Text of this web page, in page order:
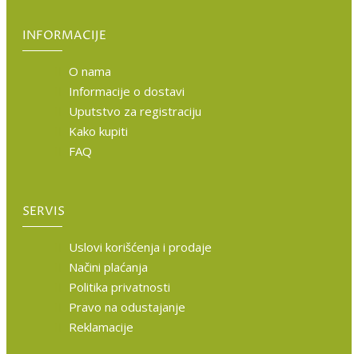
INFORMACIJE
O nama
Informacije o dostavi
Uputstvo za registraciju
Kako kupiti
FAQ
SERVIS
Uslovi korišćenja i prodaje
Načini plaćanja
Politika privatnosti
Pravo na odustajanje
Reklamacije